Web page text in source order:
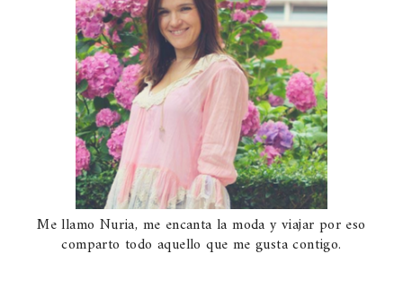
Me llamo Nuria, me encanta la moda y viajar por eso
comparto todo aquello que me gusta contigo.